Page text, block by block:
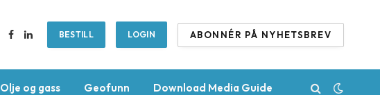
Facebook
LinkedInBESTILL LOGIN ABONNÉR PÅ NYHETSBREV
Olje og gass Geofunn Download Media Guide